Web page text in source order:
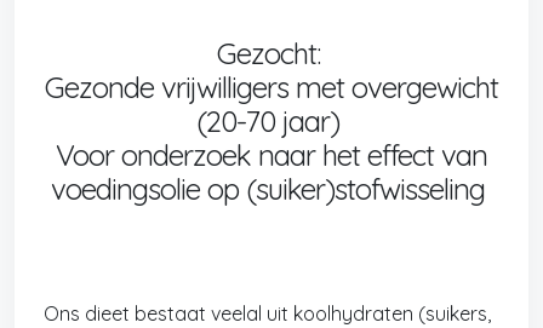
Gezocht:
Gezonde vrijwilligers met overgewicht
(20-70 jaar)
Voor onderzoek naar het effect van
voedingsolie op (suiker)stofwisseling
Ons dieet bestaat veelal uit koolhydraten (suikers,